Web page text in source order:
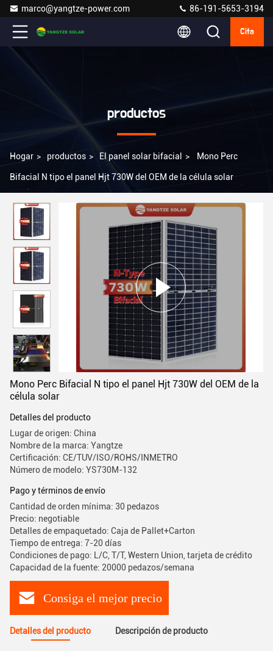
marco@yangtze-power.com 86-191-5653-3194
Cita
productos
Hogar > productos > El panel solar bifacial > Mono Perc
Bifacial N tipo el panel Hjt 730W del OEM de la célula solar
Mono Perc Bifacial N tipo el panel Hjt 730W del OEM de la
célula solar
Detalles del producto
Lugar de origen: China
Nombre de la marca: Yangtze
Certificación: CE/TUV/ISO/ROHS/INMETRO
Número de modelo: YS730M-132
Pago y términos de envío
Cantidad de orden mínima: 30 pedazos
Precio: negotiable
Detalles de empaquetado: Caja de Pallet+Carton
Tiempo de entrega: 7-20 días
Condiciones de pago: L/C, T/T, Western Union, tarjeta de crédito
Capacidad de la fuente: 20000 pedazos/semana
Consiga el mejor precio
Detalles del producto Descripción de producto